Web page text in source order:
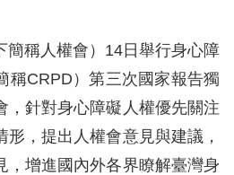
簡稱人權會）14日舉行身心障
稱CRPD）第三次國家報告獨
，針對身心障礙人權優先關注
，提出人權會意見與建議，
，增進國內外各界瞭解臺灣身